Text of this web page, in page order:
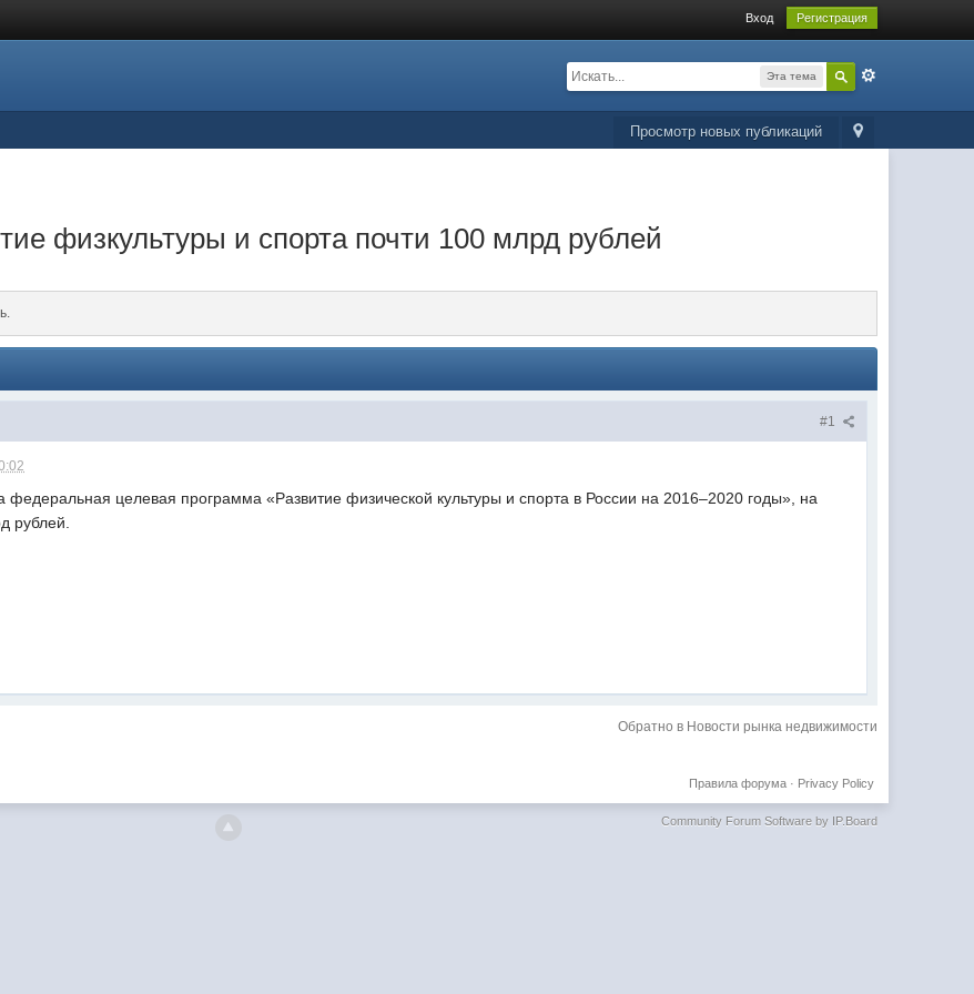
Вход Регистрация
Эта тема
Просмотр новых публикаций
физкультуры и спорта почти 100 млрд рублей
#1
федеральная целевая программа «Развитие физической культуры и спорта в России на 2016–2020 годы», на
рублей.
Обратно в Новости рынка недвижимости
Privacy Policy
Правила форума·
Community Forum Software by IP.Board